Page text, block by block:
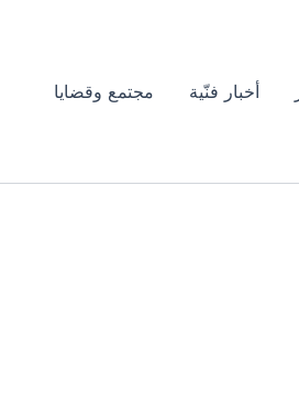
أخبار فنّية مجتمع وقضايا